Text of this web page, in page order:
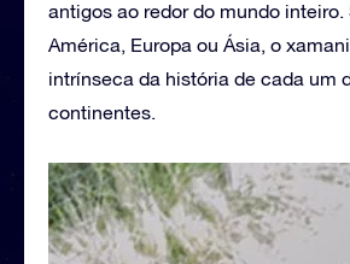
antigos ao redor do mundo inteiro.
América, Europa ou Ásia, o
intrínseca da história de cada um
continentes.